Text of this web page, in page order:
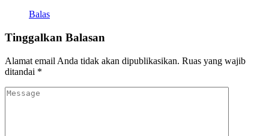
Balas
Tinggalkan Balasan
Alamat email Anda tidak akan dipublikasikan. Ruas yang wajib
ditandai *